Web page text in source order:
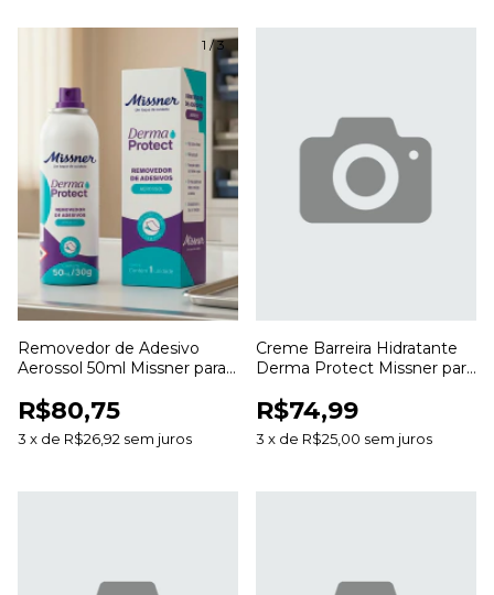
1 /3
Removedor de Adesivo
Aerossol 50ml Missner para
Resíduos
R$80,75
3 x de R$26,92 sem juros
Creme Barreira Hidratante
Derma Protect Missner para
Pele
R$74,99
3 x de R$25,00 sem juros